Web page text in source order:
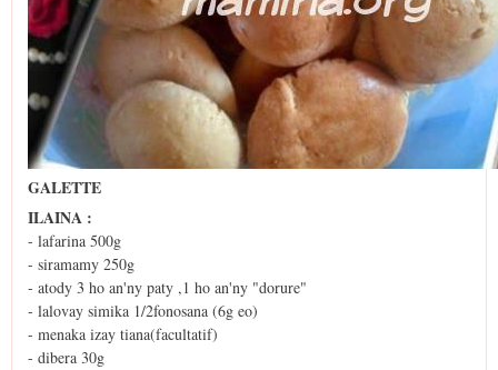
GALETTE
ILAINA :
- lafarina 500g
- siramamy 250g
- atody 3 ho an'ny paty ,1 ho an'ny "dorure"
- lalovay simika 1/2fonosana (6g eo)
- menaka izay tiana(facultatif)
- dibera 30g